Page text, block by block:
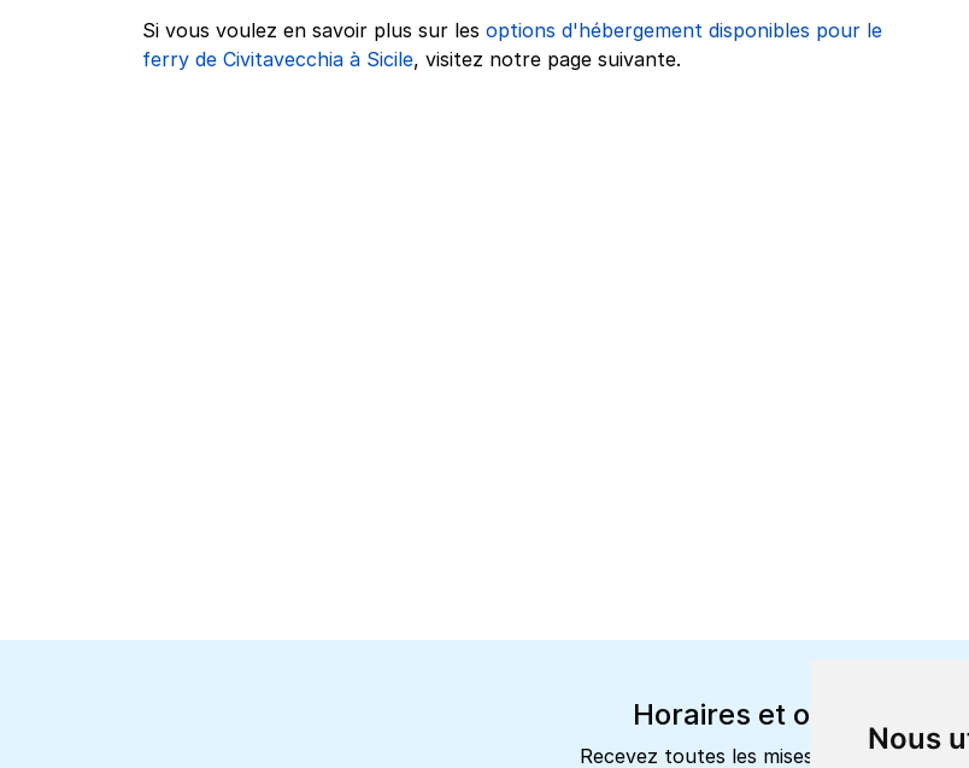
Nous
Si vous voulez en savoir plus sur les options d'hébergement disponibles pour le
ferry de Civitavecchia à Sicile, visitez notre page suivante.
Horaires et offres actuels
Recevez toutes les mises à jour dans